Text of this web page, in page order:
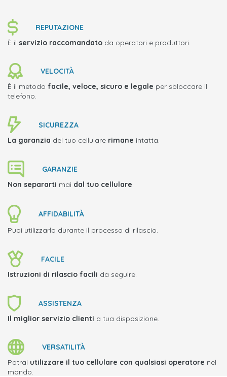
REPUTAZIONE
È il servizio raccomandato da operatori e produttori.
VELOCITÀ
È il metodo facile, veloce, sicuro e legale per sbloccare il
telefono.
SICUREZZA
La garanzia del tuo cellulare rimane intatta.
GARANZIE
Non separarti mai dal tuo cellulare.
AFFIDABILITÀ
Puoi utilizzarlo durante il processo di rilascio.
FACILE
Istruzioni di rilascio facili da seguire.
ASSISTENZA
Il miglior servizio clienti a tua disposizione.
VERSATILITÀ
Potrai utilizzare il tuo cellulare con qualsiasi operatore nel
mondo.